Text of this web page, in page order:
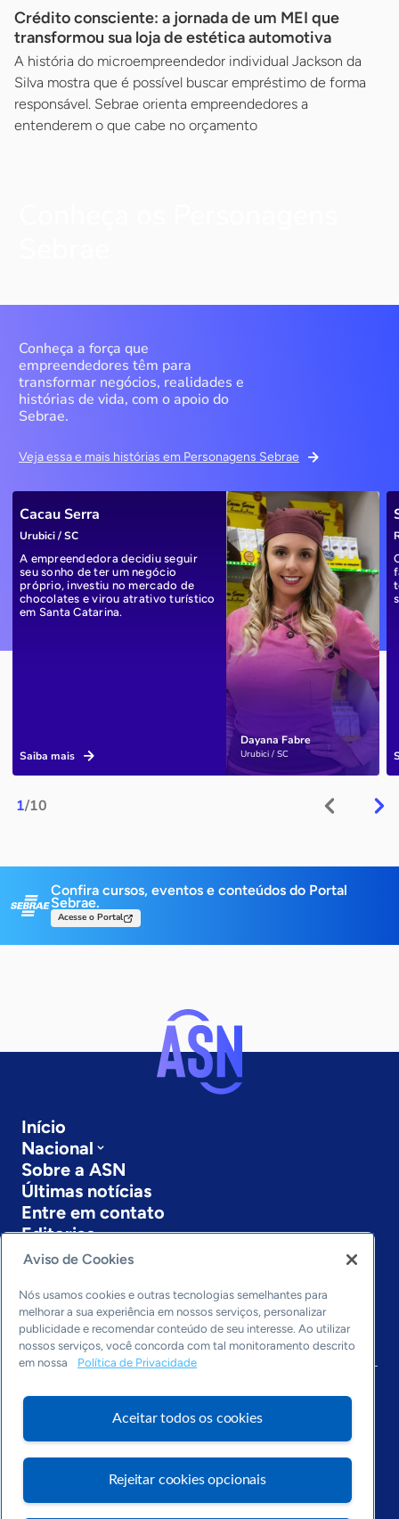
Crédito consciente: a jornada de um MEI que
transformou sua loja de estética automotiva
A história do microempreendedor individual Jackson da
Silva mostra que é possível buscar empréstimo de forma
responsável. Sebrae orienta empreendedores a
entenderem o que cabe no orçamento
Conheça a força que
empreendedores têm para
transformar negócios, realidades e
histórias de vida, com o apoio do
Sebrae.
Veja essa e mais histórias em Personagens Sebrae
1/10
Dayana Fabre
Urubici / SC
Cacau Serra
Urubici / SC
A empreendedora decidiu seguir
seu sonho de ter um negócio
próprio, investiu no mercado de
chocolates e virou atrativo turístico
em Santa Catarina.
Saiba mais
Confira cursos, eventos e conteúdos do Portal
Sebrae.
Acesse o Portal
Início
Nacional
Sobre a ASN
Últimas notícias
Entre em contato
Editorias
Economia & Política
Inovação & Tecnologia
Cultura empreendedora
Dados
Arquivo
Aviso de Cookies
Nós usamos cookies e outras tecnologias semelhantes para
melhorar a sua experiência em nossos serviços, personalizar
publicidade e recomendar conteúdo de seu interesse. Ao utilizar
nossos serviços, você concorda com tal monitoramento descrito
em nossa
Política de Privacidade
Aceitar todos os cookies
Rejeitar cookies opcionais